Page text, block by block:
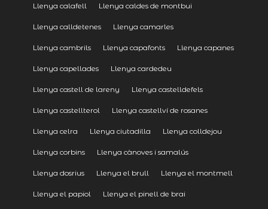
Llenya calafell Llenya caldes de montbui
Llenya calldetenes Llenya camarles
Llenya cambrils Llenya capafonts Llenya capanes
Llenya capellades Llenya cardedeu
Llenya castell de lareny Llenya castelldefels
Llenya castellterol Llenya castellví de rosanes
Llenya celra Llenya ciutadilla Llenya colldejou
Llenya corbins Llenya cànoves i samalús
Llenya dosrius Llenya el brull Llenya el montmell
Llenya el papiol Llenya el pinell de brai